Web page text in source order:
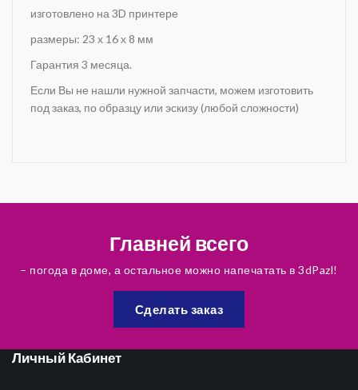
изготовлено на 3D принтере
размеры: 23 х 16 х 8 мм
Гарантия 3 месяца.
Если Вы не нашли нужной запчасти, можем изготовить
под заказ, по образцу или эскизу (любой сложности)
Главней всего
– погода в доме, а остальное можно напечатать в 3dPazl!
Сделать заказ
Личный Кабинет